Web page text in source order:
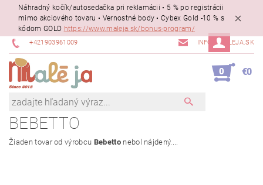
Náhradný kočík/autosedačka pri reklamácii • 5 % po registrácii
mimo akciového tovaru • Vernostné body • Cybex Gold -10 % s
kódom GOLD https://www.maleja.sk/bonus-program/
+421903961009 INFO@MALEJA.SK
0 €0
BEBETTO
Žiaden tovar od výrobcu Bebettonebol nájdený....